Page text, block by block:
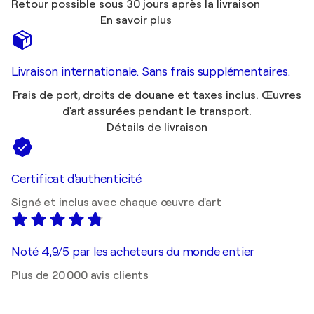
Retour possible sous 30 jours après la livraison
En savoir plus
Livraison internationale. Sans frais supplémentaires.
Frais de port, droits de douane et taxes inclus. Œuvres
d'art assurées pendant le transport.
Détails de livraison
Certificat d'authenticité
Signé et inclus avec chaque œuvre d'art
Noté 4,9/5 par les acheteurs du monde entier
Plus de 20 000 avis clients